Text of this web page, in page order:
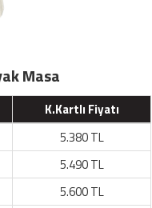
Masa
K.Kartlı Fiyatı
5.380 TL
5.490 TL
5.600 TL